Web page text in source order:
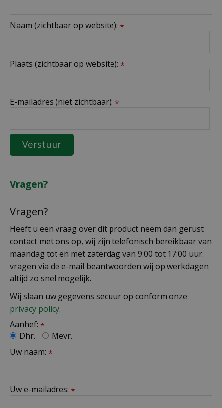
Naam (zichtbaar op website): *
Plaats (zichtbaar op website): *
E-mailadres (niet zichtbaar): *
Vragen?
Vragen?
Heeft u een vraag over dit product neem dan gerust
contact met ons op, wij zijn telefonisch bereikbaar van
maandag tot en met zaterdag van 9:00 tot 17:00 uur.
vragen via de e-mail beantwoorden wij op werkdagen
altijd zo snel mogelijk.
Wij slaan uw gegevens secuur op conform onze
privacy policy.
Aanhef: *
Dhr.
Mevr.
Uw naam: *
Uw e-mailadres: *